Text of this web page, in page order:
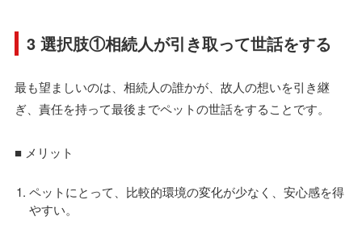
3 選択肢①相続人が引き取って世話をする
最も望ましいのは、相続人の誰かが、故人の想いを引き継
ぎ、責任を持って最後までペットの世話をすることです。
■ メリット
ペットにとって、比較的環境の変化が少なく、安心感を得
やすい。